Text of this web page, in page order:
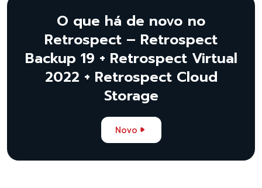
O que há de novo no
Retrospect – Retrospect
Backup 19 + Retrospect Virtual
2022 + Retrospect Cloud
Storage
Novo